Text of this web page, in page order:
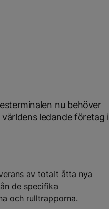
nu behöver
ledande företag i
av totalt åtta nya
de specifika
och rulltrapporna.